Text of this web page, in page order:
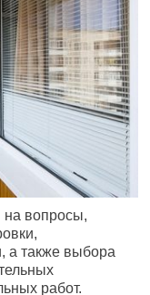
на вопросы,
а также выбора
работ.